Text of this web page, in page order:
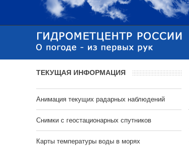
ТЕКУЩАЯ ИНФОРМАЦИЯ
Анимация текущих радарных наблюдений
Cнимки с геостационарных спутников
Карты температуры воды в морях